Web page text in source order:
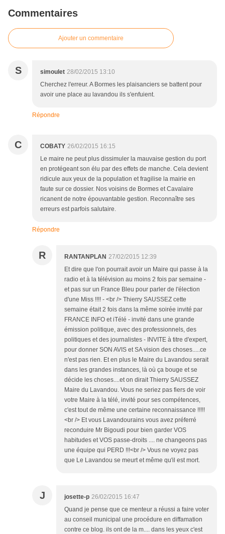
Commentaires
Ajouter un commentaire
S simoulet 28/02/2015 13:10
Cherchez l'erreur. A Bormes les plaisanciers se battent pour
avoir une place au lavandou ils s'enfuient.
Répondre
C COBATY 26/02/2015 16:15
Le maire ne peut plus dissimuler la mauvaise gestion du port
en protégeant son élu par des effets de manche. Cela devient
ridicule aux yeux de la population et fragilise la mairie en
faute sur ce dossier. Nos voisins de Bormes et Cavalaire
ricanent de notre épouvantable gestion. Reconnaître ses
erreurs est parfois salutaire.
Répondre
R RANTANPLAN 27/02/2015 12:39
Et dire que l'on pourrait avoir un Maire qui passe à la
radio et à la télévision au moins 2 fois par semaine -
et pas sur un France Bleu pour parler de l'élection
d'une Miss !!!! - <br /> Thierry SAUSSEZ cette
semaine était 2 fois dans la même soirée invité par
FRANCE INFO et iTélé - invité dans une grande
émission politique, avec des professionnels, des
politiques et des journalistes - INVITE à titre d'expert,
pour donner SON AVIS et SA vision des choses.....ce
n'est pas rien. Et en plus le Maire du Lavandou serait
dans les grandes instances, là où ça bouge et se
décide les choses....et on dirait Thierry SAUSSEZ
Maire du Lavandou. Vous ne seriez pas fiers de voir
votre Maire à la télé, invité pour ses compétences,
c'est tout de même une certaine reconnaissance !!!!!
<br /> Et vous Lavandourains vous avez préferré
reconduire Mr Bigoudi pour bien garder VOS
habitudes et VOS passe-droits .... ne changeons pas
une équipe qui PERD !!!<br /> Vous ne voyez pas
que Le Lavandou se meurt et même qu'il est mort.
J josette-p 26/02/2015 16:47
Quand je pense que ce menteur a réussi a faire voter
au conseil municipal une procédure en diffamation
contre ce blog. ils ont de la m.... dans les yeux c'est